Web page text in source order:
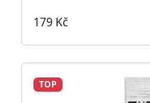
179 Kč
TOP